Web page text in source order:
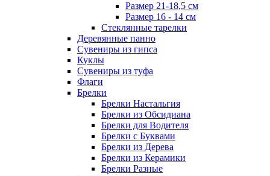
Размер 21-18,5 см
Размер 16 - 14 см
Стеклянные тарелки
Деревянные панно
Сувениры из гипса
Куклы
Сувениры из туфа
Флаги
Брелки
Брелки Настальгия
Брелки из Обсидиана
Брелки для Водителя
Брелки с Буквами
Брелки из Дерева
Брелки из Керамики
Брелки Разные